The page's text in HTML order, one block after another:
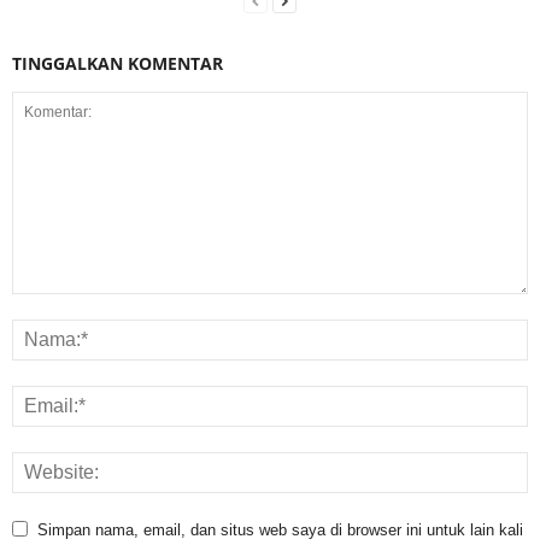
TINGGALKAN KOMENTAR
Simpan nama, email, dan situs web saya di browser ini untuk lain kali